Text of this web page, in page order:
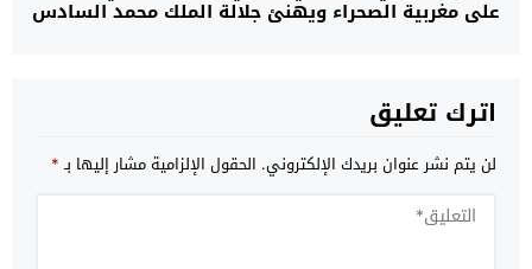
على مغربية الصحراء ويهنئ جلالة الملك محمد السادس
اترك تعليق
لن يتم نشر عنوان بريدك الإلكتروني. الحقول الإلزامية مشار إليها بـ*